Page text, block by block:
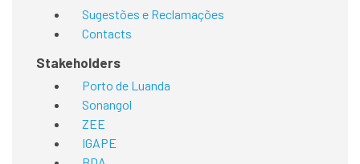
Sugestões e Reclamações
Contacts
Stakeholders
Porto de Luanda
Sonangol
ZEE
IGAPE